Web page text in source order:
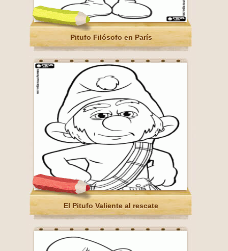
Pitufo Filósofo en París
El Pitufo Valiente al rescate